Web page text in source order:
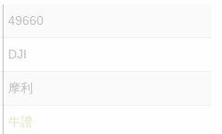
49660
DJI
摩利
牛證